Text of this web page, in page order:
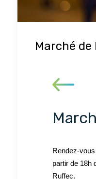
Marché de
Rendez-
partir de 18h
Ruffec.